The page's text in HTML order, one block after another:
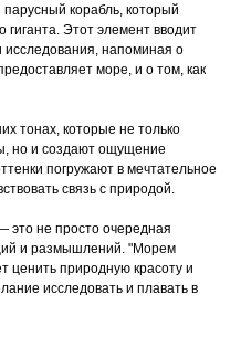
корабль, который
гиганта. Этот элемент вводит
напоминая о
море, и о том, как
тонах, которые не только
но и создают ощущение
погружают в мечтательное
связь с природой.
это не просто очередная
и размышлений. "Морем
ценить природную красоту и
исследовать и плавать в